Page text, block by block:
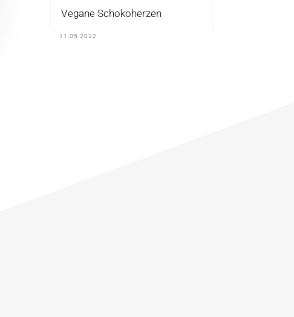
Vegane Schokoherzen
11.05.2022